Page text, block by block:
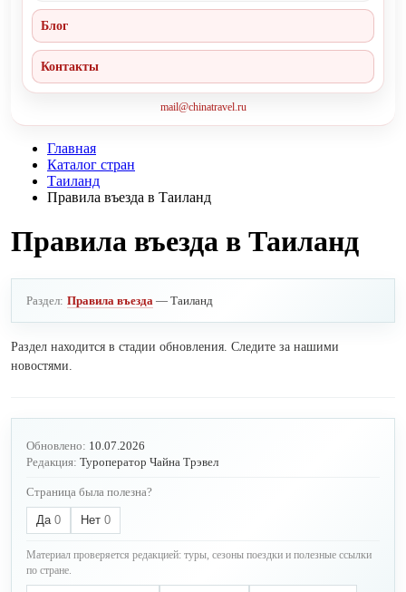
Блог
Контакты
mail@chinatravel.ru
Главная
Каталог стран
Таиланд
Правила въезда в Таиланд
Правила въезда в Таиланд
Раздел: Правила въезда — Таиланд
Раздел находится в стадии обновления. Следите за нашими
новостями.
Обновлено: 10.07.2026
Редакция: Туроператор Чайна Трэвел
Страница была полезна?
Да 0 Нет 0
Материал проверяется редакцией: туры, сезоны поездки и полезные ссылки
по стране.